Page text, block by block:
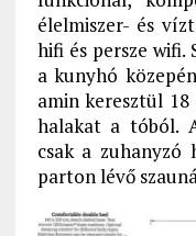
élelmiszer- és
hifi és persze wifi.
a kunyhó
amin keresztül
halakat a tóból.
csak a
parton lévő